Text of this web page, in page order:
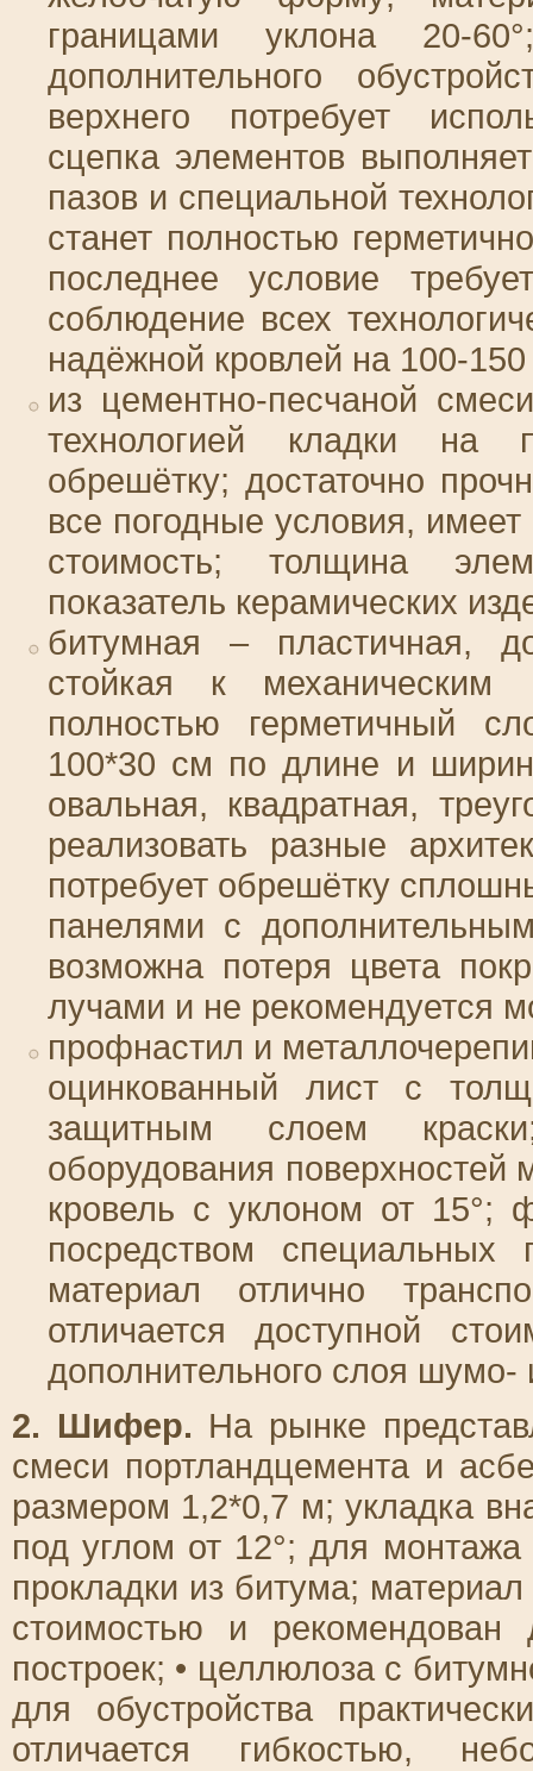
границами уклона 20-
дополнительного
верхнего потребует
сцепка элементов
пазов и специальной
станет полностью
последнее условие
соблюдение всех
надёжной кровлей на 100-
из цементно-песчаной
технологией кладки на
обрешётку; достаточно
все погодные условия,
стоимость; толщина
показатель керамических
битумная – пластичная,
стойкая к механическим
полностью герметичный
100*30 см по длине и
овальная, квадратная,
реализовать разные
потребует обрешётку
панелями с
возможна потеря цвета
лучами и не рекомендуется
профнастил и
оцинкованный лист с
защитным слоем
оборудования поверхностей
кровель с уклоном от 15°;
посредством специальных
материал отлично
отличается доступной
дополнительного слоя
2. Шифер. На рынке
смеси портландцемента и
размером 1,2*0,7 м; укладка
под углом от 12°; для
прокладки из битума;
стоимостью и рекомендован
построек; • целлюлоза с
для обустройства
отличается гибкостью,